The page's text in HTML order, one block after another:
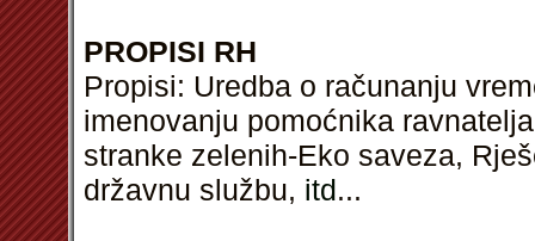
PROPISI RH
Propisi: Uredba o računanju
imenovanju pomoćnika
stranke zelenih-Eko saveza,
državnu službu, itd...